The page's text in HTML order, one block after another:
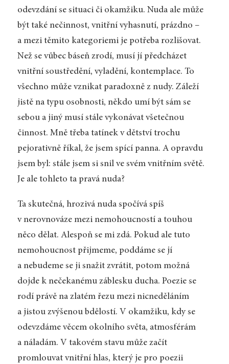
odevzdání se situaci či okamžiku. Nuda ale může
být také nečinnost, vnitřní vyhasnutí, prázdno –
a mezi těmito kategoriemi je potřeba rozlišovat.
Než se vůbec báseň zrodí, musí jí předcházet
vnitřní soustředění, vyladění, kontemplace. To
všechno může vznikat paradoxně z nudy. Záleží
jistě na typu osobnosti, někdo umí být sám se
sebou a jiný musí stále vykonávat všetečnou
činnost. Mně třeba tatínek v dětství trochu
pejorativně říkal, že jsem spící panna. A opravdu
jsem byl: stále jsem si snil ve svém vnitřním světě.
Je ale tohleto ta pravá nuda?
Ta skutečná, hrozivá nuda spočívá spíš
v nerovnováze mezi nemohoucností a touhou
něco dělat. Alespoň se mi zdá. Pokud ale tuto
nemohoucnost přijmeme, poddáme se jí
a nebudeme se ji snažit zvrátit, potom možná
dojde k nečekanému záblesku ducha. Poezie se
rodí právě na zlatém řezu mezi nicneděláním
a jistou zvýšenou bdělostí. V okamžiku, kdy se
odevzdáme věcem okolního světa, atmosférám
a náladám. V takovém stavu může začít
promlouvat vnitřní hlas, který je pro poezii